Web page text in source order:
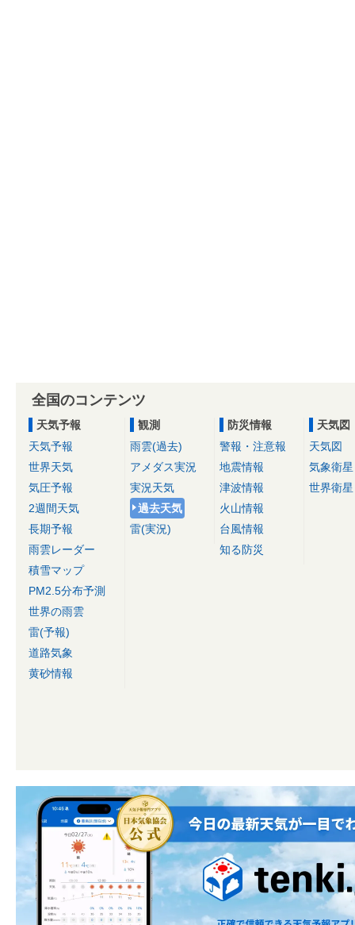
全国のコンテンツ
天気予報
天気予報
世界天気
気圧予報
2週間天気
長期予報
雨雲レーダー
積雪マップ
PM2.5分布予測
世界の雨雲
雷(予報)
道路気象
黄砂情報
観測
雨雲(過去)
アメダス実況
実況天気
過去天気
雷(実況)
防災情報
警報・注意報
地震情報
津波情報
火山情報
台風情報
知る防災
天気図
天気図
気象衛星
世界衛星